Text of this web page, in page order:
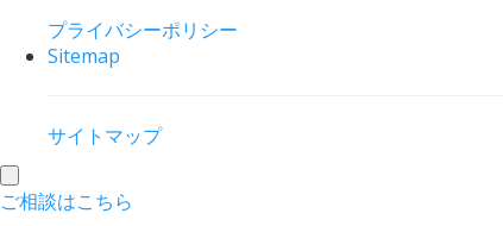
プライバシーポリシー
Sitemap
サイトマップ
toggle
navigation
ご相談はこちら